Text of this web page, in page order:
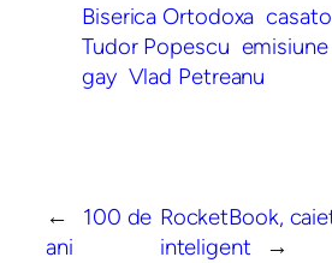
Biserica Ortodoxa
Tudor Popescu emisiune
gay Vlad Petreanu
←
100 de
ani
RocketBook,
inteligent
→